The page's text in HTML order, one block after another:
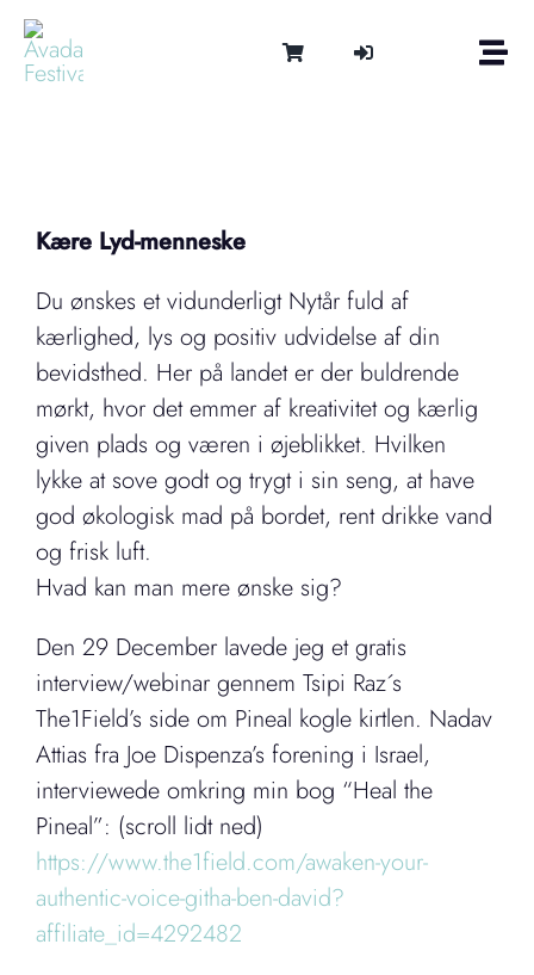
Skip
content
Kære Lyd-menneske
Du ønskes et vidunderligt Nytår fuld af
kærlighed, lys og positiv udvidelse af din
bevidsthed. Her på landet er der buldrende
mørkt, hvor det emmer af kreativitet og kærlig
given plads og væren i øjeblikket. Hvilken
lykke at sove godt og trygt i sin seng, at have
god økologisk mad på bordet, rent drikke vand
og frisk luft.
Hvad kan man mere ønske sig?
Den 29 December lavede jeg et gratis
interview/webinar gennem Tsipi Raz´s
The1Field’s side om Pineal kogle kirtlen. Nadav
Attias fra Joe Dispenza’s forening i Israel,
interviewede omkring min bog “Heal the
Pineal”: (scroll lidt ned)
https://www.the1field.com/awaken-your-
authentic-voice-githa-ben-david?
affiliate_id=4292482